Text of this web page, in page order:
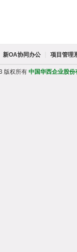
新OA协同办公 项目管理
版权所有 中国华西企业股份